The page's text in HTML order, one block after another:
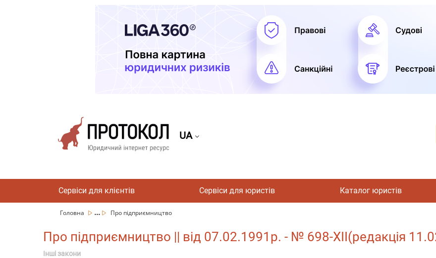
UA
Сервіси для клієнтів Сервіси для юристів Каталог юристів
Головна ... Про підприємництво
Про підприємництво || від 07.02.1991р. - № 698-XII(редакція
Інші закони